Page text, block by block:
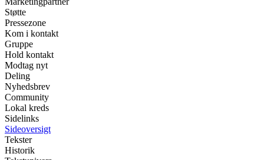
Støtte
Pressezone
Kom i kontakt
Gruppe
Hold kontakt
Modtag nyt
Deling
Nyhedsbrev
Community
Lokal kreds
Sidelinks
Sideoversigt
Tekster
Historik